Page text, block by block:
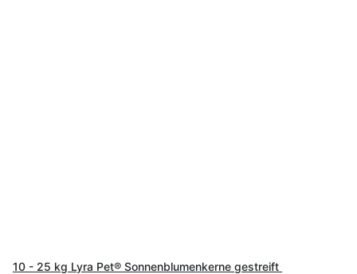
10 - 25 kg Lyra Pet® Sonnenblumenkerne gestreift